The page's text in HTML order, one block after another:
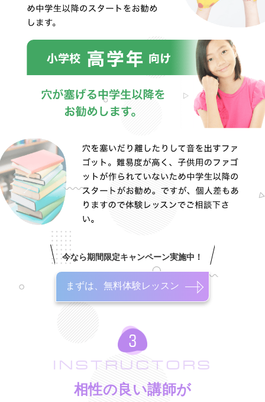
今なら期間限定キャンペーン実施中！
まずは、無料体験レッスン
INSTRUCTORS
相性の良い講師が